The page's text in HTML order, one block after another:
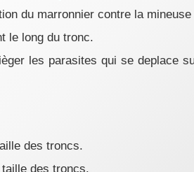
du marronnier contre la
le long du tronc.
les parasites qui se deplace
des troncs.
des troncs.